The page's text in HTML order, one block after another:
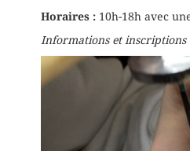
Horaires : 10h-18h avec
Informations et inscriptions